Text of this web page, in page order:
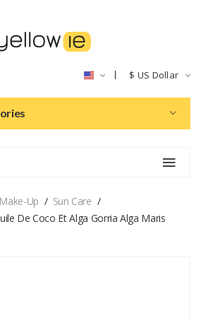
$ US Dollar
Up
Sun Care
De Coco Et Alga Gorria Alga Maris